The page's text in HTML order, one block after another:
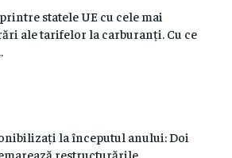
statele UE cu cele mai
ale tarifelor la carburanți. Cu ce
la începutul anului: Doi
restructurările